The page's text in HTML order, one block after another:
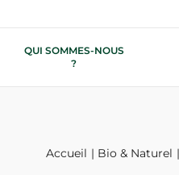
QUI SOMMES-NOUS
?
Accueil Bio & Naturel